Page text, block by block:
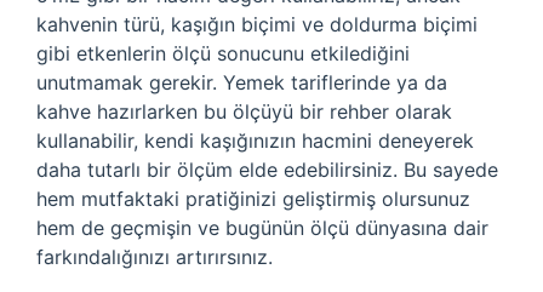
kahvenin türü, kaşığın biçimi ve doldurma biçimi
gibi etkenlerin ölçü sonucunu etkilediğini
unutmamak gerekir. Yemek tariflerinde ya da
kahve hazırlarken bu ölçüyü bir rehber olarak
kullanabilir, kendi kaşığınızın hacmini deneyerek
daha tutarlı bir ölçüm elde edebilirsiniz. Bu sayede
hem mutfaktaki pratiğinizi geliştirmiş olursunuz
hem de geçmişin ve bugünün ölçü dünyasına dair
farkındalığınızı artırırsınız.